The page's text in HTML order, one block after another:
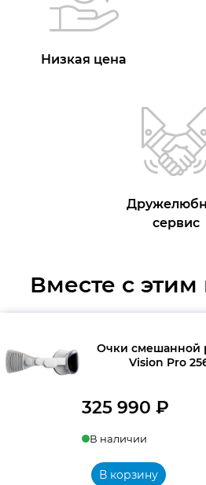
Низкая цена
сервис
Вместе с этим
Очки смешанной
Vision Pro
325 990 ₽
В наличии
В корзину